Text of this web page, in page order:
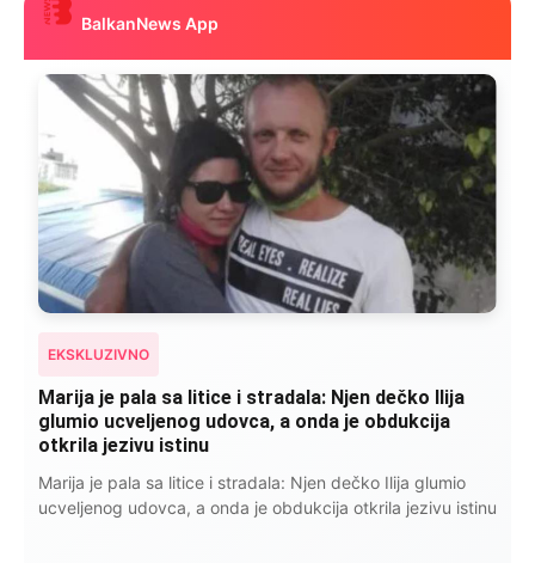
BalkanNews App
EKSKLUZIVNO
Kad se Marin suprug razbolio ona ga kupala,
pelene mu mijenjala: Jedno jutro je poslao po
čokoladu..
Kad se Marin suprug razbolio ona ga kupala, pelene mu
mijenjala: Jedno jutro je poslao po čokoladu..